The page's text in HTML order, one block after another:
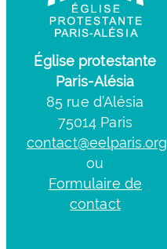
Église protestante
Paris-Alésia
85 rue d’Alésia
75014 Paris
contact@eelparis.org
ou
Formulaire de
contact